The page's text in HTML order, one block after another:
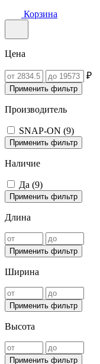
Корзина
Цена
₽
Применить фильтр
Производитель
SNAP-ON (9)
Применить фильтр
Наличие
Да (9)
Применить фильтр
Длина
Применить фильтр
Ширина
Применить фильтр
Высота
Применить фильтр